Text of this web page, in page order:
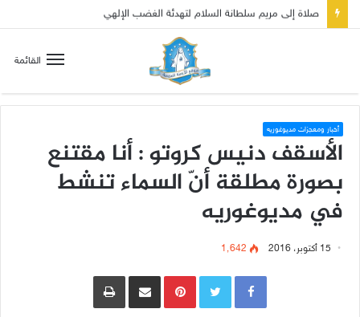
صلاة إلى مريم سلطانة السلام لتهدئة الغضب الإلهي
القائمة
أخبار ومعجزات مديوغوريه
الأسقف دنيس كروتو : أنا مقتنع
بصورة مطلقة أنّ السماء تنشط
في مديوغوريه
15 أكتوبر، 2016 1٬642
Pinterestمشاركة عبر البريد طباعة